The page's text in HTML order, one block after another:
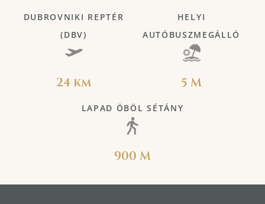
DUBROVNIKI REPTÉR
(DBV)
24 km
HELYI
AUTÓBUSZMEGÁLLÓ
5 M
LAPAD ÖBÖL SÉTÁNY
900 M